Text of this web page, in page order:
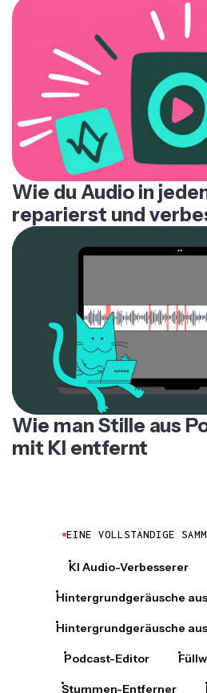
Wie du Audio in
reparierst und
Wie man Stille aus
mit KI entfernt
EINE VOLLSTÄNDIGE
KI Audio-Verbesserer
Hintergrundgeräusche
Hintergrundgeräusche
Podcast-Editor
Stummen-Entferner